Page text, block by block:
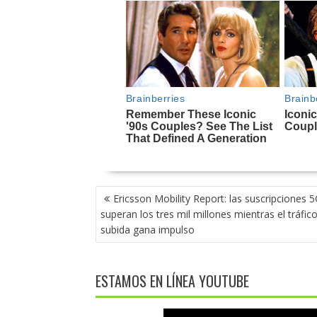
NAVEGACIÓN
DE
ENTRADAS
Ericsson Mobility Report: las suscripciones
superan los tres mil millones mientras el
subida gana impulso
ESTAMOS EN LÍNEA YOUTUBE